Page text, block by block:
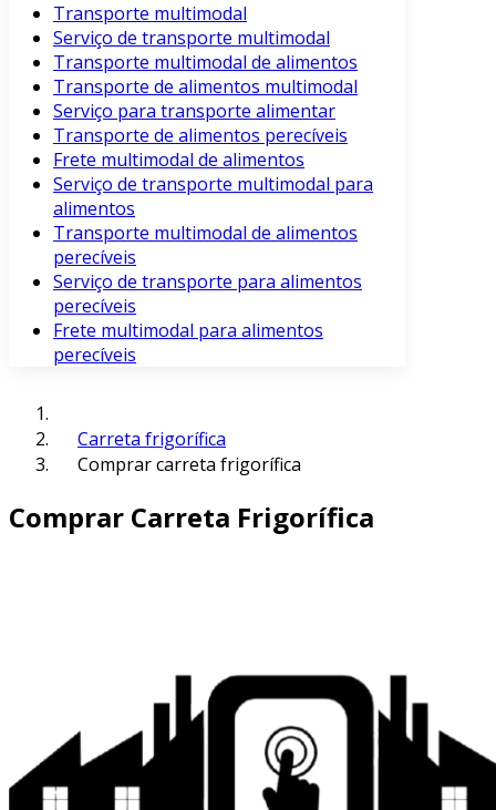
Transporte multimodal
Serviço de transporte multimodal
Transporte multimodal de alimentos
Transporte de alimentos multimodal
Serviço para transporte alimentar
Transporte de alimentos perecíveis
Frete multimodal de alimentos
Serviço de transporte multimodal para
alimentos
Transporte multimodal de alimentos
perecíveis
Serviço de transporte para alimentos
perecíveis
Frete multimodal para alimentos
perecíveis
Carreta frigorífica
Comprar carreta frigorífica
Comprar Carreta Frigorífica